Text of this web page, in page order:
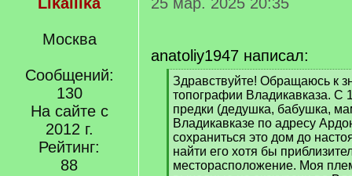
Москва
Сообщений:
130
На сайте с
2012 г.
Рейтинг:
88
anatoliy1947 написал:
[
q
]
Здравствуйте! Обращаюсь к
топографии Владикавказа. С
предки (дедушка, бабушка,
Владикавказе по адресу
сохраниться это дом до
найти его хотя бы
месторасположение. Моя